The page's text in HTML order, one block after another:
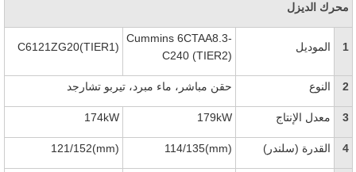
محرك الديزل
1 الموديل
Cummins 6CTAA8.3-
C240 (TIER2)
C6121ZG20(TIER1)
2 النوع حقن مباشر، ماء مبرد، تيربو تشارجد
3 معدل الإنتاج 179kW
174kW
4 القدرة (سلندر) 114/135(mm)
121/152(mm)